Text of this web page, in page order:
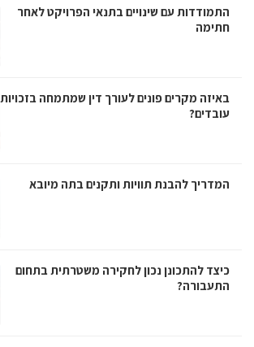
התמודדות עם שינויים בתנאי הפרויקט לאחר
חתימה
באיזה מקרים פונים לעורך דין שמתמחה בזכויות
עובדים?
המדריך להבנת תוויות ותקנים בתה מיובא
כיצד להתכונן נכון לחקירה משטרתית בתחום
התעבורה?